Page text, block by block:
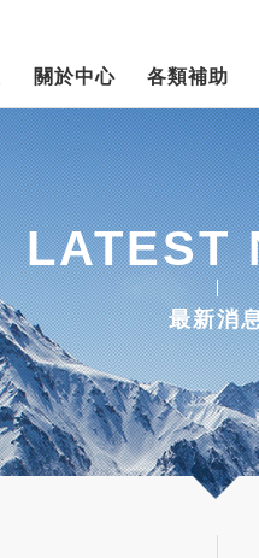
關於中心 各類補助
LATEST
最新消